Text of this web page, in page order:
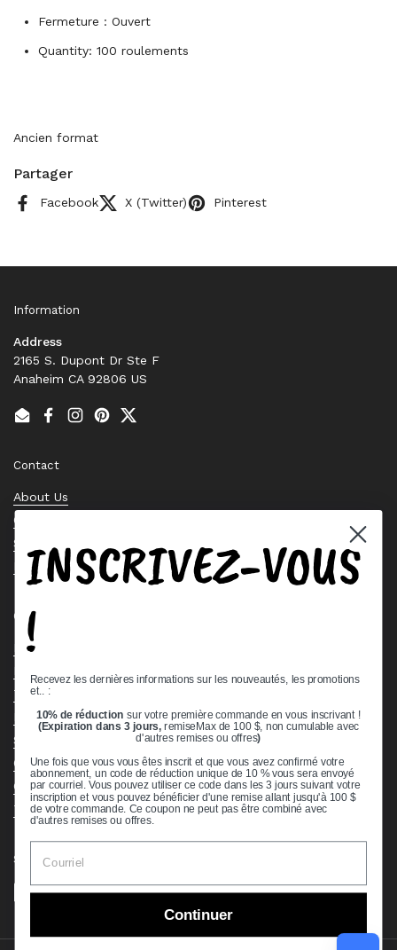
Fermeture : Ouvert
Quantity: 100 roulements
Ancien format
Partager
Facebook X (Twitter) Pinterest
Information
Address
2165 S. Dupont Dr Ste F
Anaheim CA 92806 US
EmailFacebook
Instagram
PinterestTwitter
Contact
About Us
Contact Us
Stock Check
Request a Quote
Quick links
Bearing Knowledge Center
Terms & Conditions
Return & Refund Policy
Shipping Policy
Open Cookie Banner
Comprehensive Guide to Ball Bearings
Track your Order
Supported payment methods
INSCRIVEZ-VOUS
!
Recevez les dernières informations sur les nouveautés, les promotions
et.. :
10% de réduction sur votre première commande en vous inscrivant !
(Expiration dans 3 jours,remiseMax de 100 $, non cumulable avec
d'autres remises ou offres)
Une fois que vous vous êtes inscrit et que vous avez confirmé votre
abonnement, un code de réduction unique de 10 % vous sera envoyé
par courriel. Vous pouvez utiliser ce code dans les 3 jours suivant votre
inscription et vous pouvez bénéficier d'une remise allant jusqu'à 100 $
de votre commande. Ce coupon ne peut pas être combiné avec
d'autres remises ou offres.
Continuer